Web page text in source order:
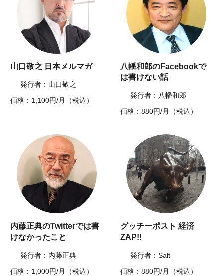
山口敬之 日本メルマガ
発行者：山口敬之
価格：1,100円/月（税込）
八幡和郎のFacebookで
は書けない話
発行者：八幡和郎
価格：880円/月（税込）
内藤正典のTwitterでは書
けなかったこと
発行者：内藤正典
価格：1,000円/月（税込）
グッチーポスト 経済
ZAP!!
発行者：Salt
価格：880円/月（税込）